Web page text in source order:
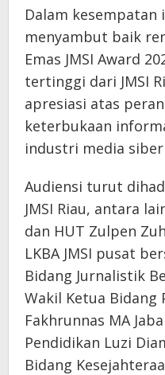
Dalam kesempatan
menyambut baik
Emas JMSI Award
tertinggi dari JMSI
apresiasi atas
keterbukaan
industri media siber
Audiensi turut
JMSI Riau, antara
dan HUT Zulpen
LKBA JMSI pusat
Bidang Jurnalistik
Wakil Ketua Bidang
Fakhrunnas MA
Pendidikan Luzi
Bidang